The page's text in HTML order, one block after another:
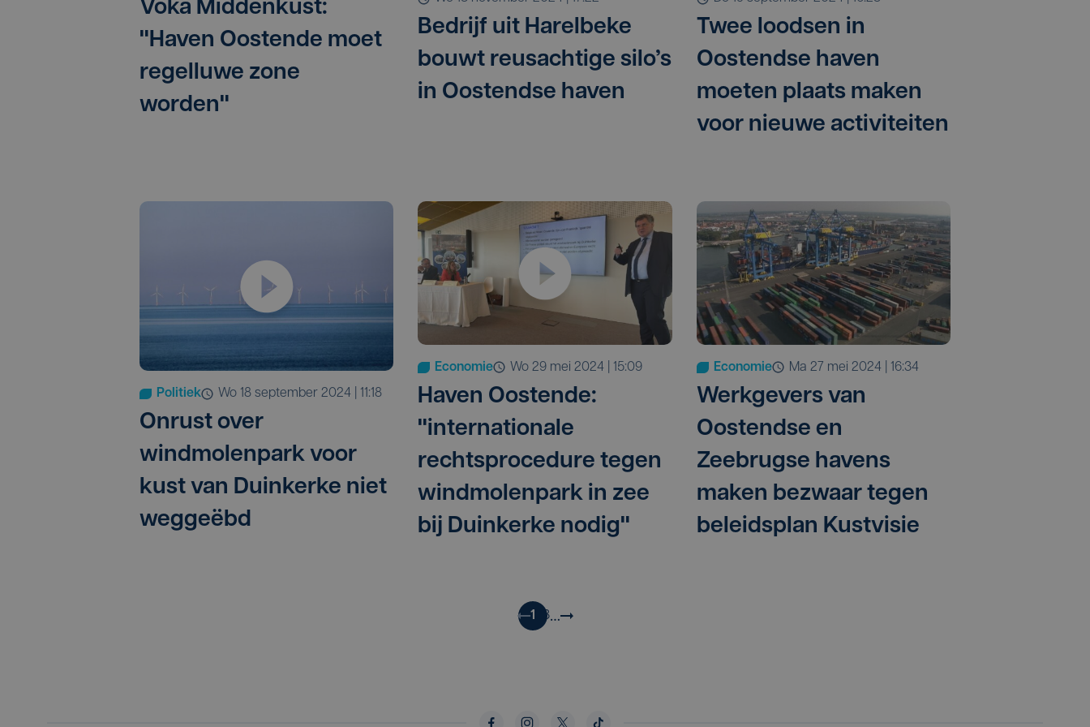
Voka Middenkust:
"Haven Oostende moet
regelluwe zone
worden"
Bedrijf uit Harelbeke
bouwt reusachtige silo’s
in Oostendse haven
Twee loodsen in
Oostendse haven
moeten plaats maken
voor nieuwe activiteiten
Politiek wo 18 september 2024 | 11:18
Onrust over
windmolenpark voor
kust van Duinkerke niet
weggeëbd
Economie wo 29 mei 2024 | 15:09
Haven Oostende:
"internationale
rechtsprocedure tegen
windmolenpark in zee
bij Duinkerke nodig"
Economie ma 27 mei 2024 | 16:34
Werkgevers van
Oostendse en
Zeebrugse havens
maken bezwaar tegen
beleidsplan Kustvisie
1 3…